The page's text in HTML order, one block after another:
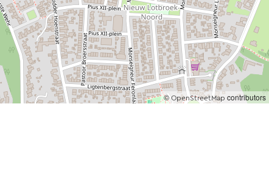
©OpenStreetMap contributors